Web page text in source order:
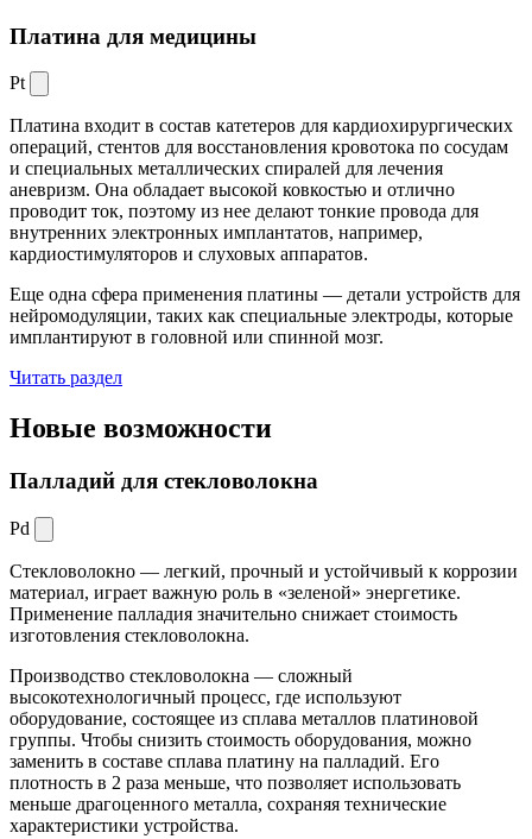
Платина для медицины
Pt
Платина входит в состав катетеров для кардиохирургических
операций, стентов для восстановления кровотока по сосудам
и специальных металлических спиралей для лечения
аневризм. Она обладает высокой ковкостью и отлично
проводит ток, поэтому из нее делают тонкие провода для
внутренних электронных имплантатов, например,
кардиостимуляторов и слуховых аппаратов.
Еще одна сфера применения платины — детали устройств для
нейромодуляции, таких как специальные электроды, которые
имплантируют в головной или спинной мозг.
Читать раздел
Новые возможности
Палладий для стекловолокна
Pd
Стекловолокно — легкий, прочный и устойчивый к коррозии
материал, играет важную роль в «зеленой» энергетике.
Применение палладия значительно снижает стоимость
изготовления стекловолокна.
Производство стекловолокна — сложный
высокотехнологичный процесс, где используют
оборудование, состоящее из сплава металлов платиновой
группы. Чтобы снизить стоимость оборудования, можно
заменить в составе сплава платину на палладий. Его
плотность в 2 раза меньше, что позволяет использовать
меньше драгоценного металла, сохраняя технические
характеристики устройства.